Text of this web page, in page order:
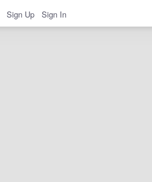
Sign Up Sign In